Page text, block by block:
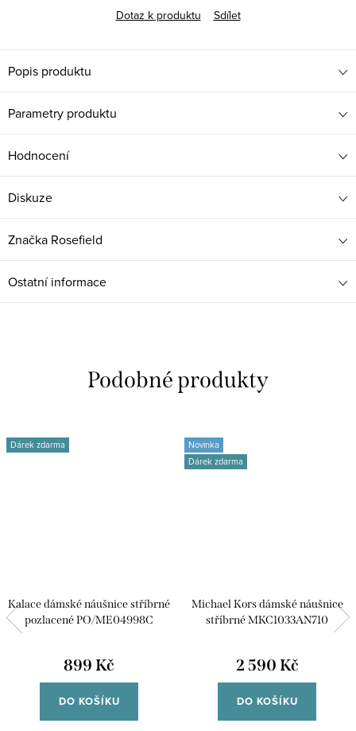
Dotaz k produktu
Sdílet
Popis produktu
Parametry produktu
Hodnocení
Diskuze
Značka Rosefield
Ostatní informace
Dárek zdarma
Kalace dámské náušnice stříbrné
pozlacené PO/ME04998C
899 Kč
DO KOŠÍKU
Novinka
Dárek zdarma
Michael Kors dámské náušnice
stříbrné MKC1033AN710
2 590 Kč
DO KOŠÍKU